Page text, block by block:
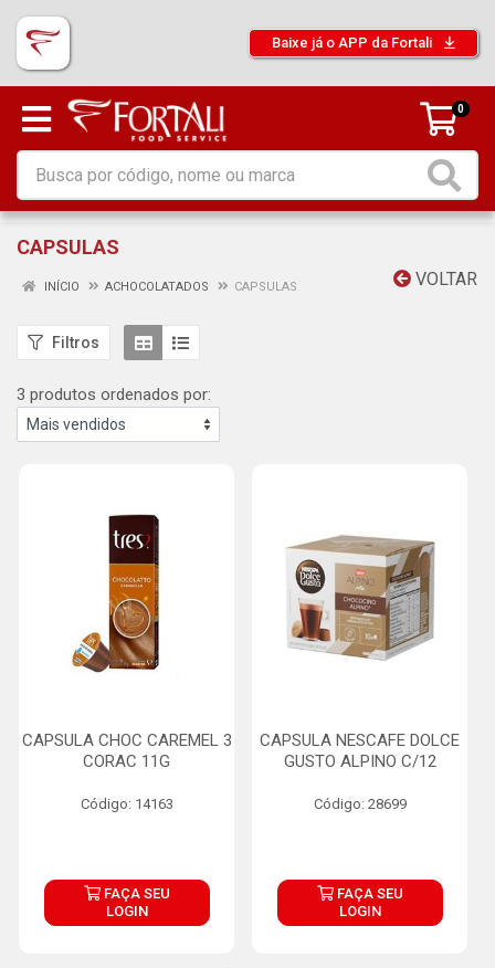
Baixe já o APP da Fortali
0
CAPSULAS
VOLTAR
INÍCIO ACHOCOLATADOS CAPSULAS
Filtros
3 produtos ordenados por:
CAPSULA CHOC CAREMEL 3
CORAC 11G
Código: 14163
FAÇA SEU
LOGIN
CAPSULA NESCAFE DOLCE
GUSTO ALPINO C/12
Código: 28699
FAÇA SEU
LOGIN